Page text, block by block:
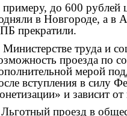
до 600 рублей
в Новгороде, а в
прекратили.
труда и
проезда по
мерой
вступления в силу
и зависит
проезд в